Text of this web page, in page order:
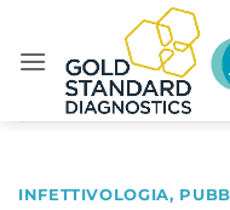
contenuti
INFETTIVOLOGIA,